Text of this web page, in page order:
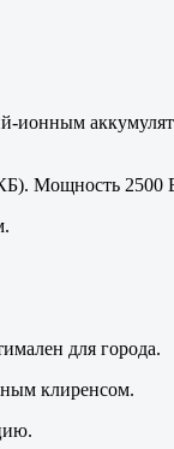
ионным
Мощность 2500
для города.
клиренсом.